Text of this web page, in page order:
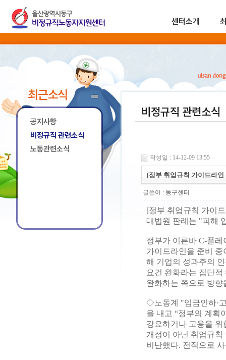
센터소개
최근소식
공지사항
비정규직 관련소식
노동관련소식
비정규직 관련소식
작성일 : 14-12-09 13:55
[정부 취업규칙 가이드라
글쓴이 : 동구센터
[정부 취업규칙 가이
대법원 판례는 "피해
정부가 이른바 C-플
가이드라인을 준비
해 기업의 성과주의
요건 완화라는 집단
완화하는 쪽으로 방향
◇노동계 "임금인하·
을 내고 “정부의 계획
강요하거나 고용을 위
개정이 아닌 취업규
비난했다. 전적으로